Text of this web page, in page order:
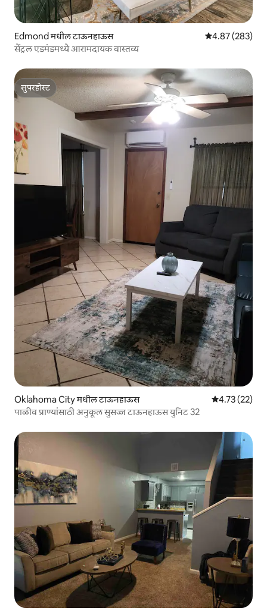
Edmond मधील टाऊनहाऊस 5 पैकी 4.87
4.87 (283)
सेंट्रल एडमंडमध्ये आरामदायक वास्तव्य
सुपरहोस्ट
सुपरहोस्ट
Oklahoma City मधील टाऊनहाऊस 5 पैकी 4.73
4.73 (22)
पाळीव प्राण्यांसाठी अनुकूल सुसज्ज टाऊनहाऊस युनिट 32